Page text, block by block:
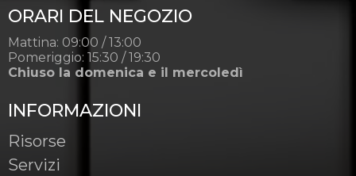
ORARI DEL NEGOZIO
Mattina: 09:00 / 13:00
Pomeriggio: 15:30 / 19:30
Chiuso la domenica e il mercoledì
INFORMAZIONI
Risorse
Servizi